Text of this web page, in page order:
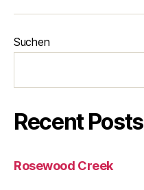
Suchen
Recent Posts
Rosewood Creek